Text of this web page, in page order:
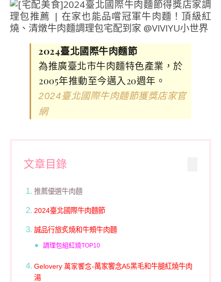
2024臺北國際牛肉麵節
為推廣臺北市牛肉麵特色產業，於
2005年推動至今邁入20週年。
2024臺北國際牛肉麵節獲獎店家官
網
文章目錄
推薦優選牛肉麵
2024臺北國際牛肉麵節
誠品行旅炙燒和牛頰牛肉麵
調理包組紅燒TOP10
Gelovery 萬家饗念-萬家饗念A5黑毛和牛腿紅燒牛肉
湯